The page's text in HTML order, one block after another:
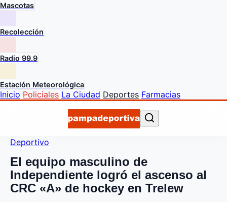
Mascotas
Recolección
Radio 99.9
Estación Meteorológica
Inicio Policiales La Ciudad Deportes Farmacias
Deportivo
El equipo masculino de
Independiente logró el ascenso al
CRC «A» de hockey en Trelew